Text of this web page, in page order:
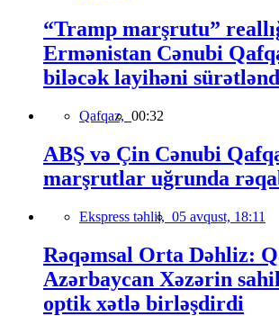
“Tramp marşrutu”
Ermənistan Cənubi
biləcək layihəni
Qafqaz, 00:32
ABŞ və Çin Cənubi
marşrutlar uğrunda
Ekspress təhlil, 05 avqust, 18:11
Rəqəmsal Orta Dəhliz:
Azərbaycan Xəzərin
optik xətlə birləşdirdi